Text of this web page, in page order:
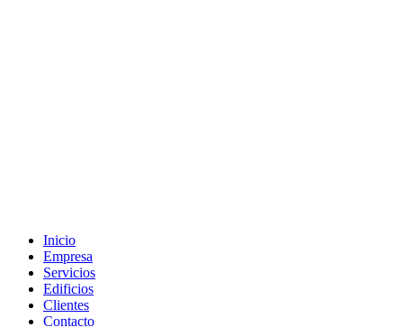
Inicio
Empresa
Servicios
Edificios
Clientes
Contacto